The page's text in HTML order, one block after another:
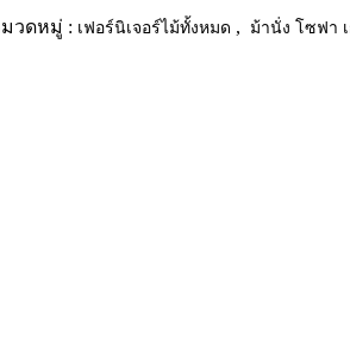
วดหมู่ : เฟอร์นิเจอร์ไม้ทั้งหมด , ม้านั่ง โซฟา